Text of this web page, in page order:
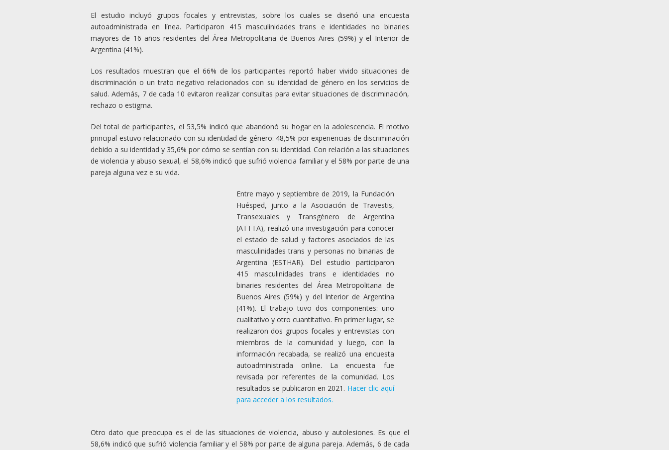
El estudio incluyó grupos focales y entrevistas, sobre los cuales se diseñó una encuesta
autoadministrada en línea. Participaron 415 masculinidades trans e identidades no binaries
mayores de 16 años residentes del Área Metropolitana de Buenos Aires (59%) y el Interior de
Argentina (41%).
Los resultados muestran que el 66% de los participantes reportó haber vivido situaciones de
discriminación o un trato negativo relacionados con su identidad de género en los servicios de
salud. Además, 7 de cada 10 evitaron realizar consultas para evitar situaciones de discriminación,
rechazo o estigma.
Del total de participantes, el 53,5% indicó que abandonó su hogar en la adolescencia. El motivo
principal estuvo relacionado con su identidad de género: 48,5% por experiencias de discriminación
debido a su identidad y 35,6% por cómo se sentían con su identidad. Con relación a las situaciones
de violencia y abuso sexual, el 58,6% indicó que sufrió violencia familiar y el 58% por parte de una
pareja alguna vez e su vida.
Entre mayo y septiembre de 2019, la Fundación
Huésped, junto a la Asociación de Travestis,
Transexuales y Transgénero de Argentina
(ATTTA), realizó una investigación para conocer
el estado de salud y factores asociados de las
masculinidades trans y personas no binarias de
Argentina (ESTHAR). Del estudio participaron
415 masculinidades trans e identidades no
binaries residentes del Área Metropolitana de
Buenos Aires (59%) y del Interior de Argentina
(41%). El trabajo tuvo dos componentes: uno
cualitativo y otro cuantitativo. En primer lugar, se
realizaron dos grupos focales y entrevistas con
miembros de la comunidad y luego, con la
información recabada, se realizó una encuesta
autoadministrada online. La encuesta fue
revisada por referentes de la comunidad. Los
resultados se publicaron en 2021. Hacer clic aquí
para acceder a los resultados.
Otro dato que preocupa es el de las situaciones de violencia, abuso y autolesiones. Es que el
58,6% indicó que sufrió violencia familiar y el 58% por parte de alguna pareja. Además, 6 de cada